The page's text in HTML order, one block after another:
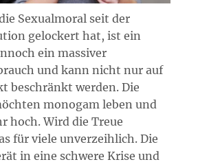
Sexualmoral seit der
gelockert hat, ist ein
ein massiver
und kann nicht nur auf
beschränkt werden. Die
monogam leben und
hoch. Wird die Treue
für viele unverzeihlich. Die
in eine schwere Krise und